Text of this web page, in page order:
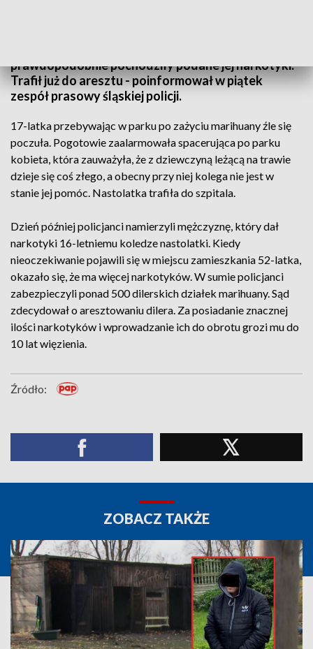
prawdopodobnie pochodziły podane jej narkotyki.
Trafił już do aresztu - poinformował w piątek
zespół prasowy śląskiej policji.
17-latka przebywając w parku po zażyciu marihuany źle się
poczuła. Pogotowie zaalarmowała spacerująca po parku
kobieta, która zauważyła, że z dziewczyną leżącą na trawie
dzieje się coś złego, a obecny przy niej kolega nie jest w
stanie jej pomóc. Nastolatka trafiła do szpitala.
Dzień później policjanci namierzyli mężczyznę, który dał
narkotyki 16-letniemu koledze nastolatki. Kiedy
nieoczekiwanie pojawili się w miejscu zamieszkania 52-latka,
okazało się, że ma więcej narkotyków. W sumie policjanci
zabezpieczyli ponad 500 dilerskich działek marihuany. Sąd
zdecydował o aresztowaniu dilera. Za posiadanie znacznej
ilości narkotyków i wprowadzanie ich do obrotu grozi mu do
10 lat więzienia.
Źródło:
ZOBACZ TAKŻE